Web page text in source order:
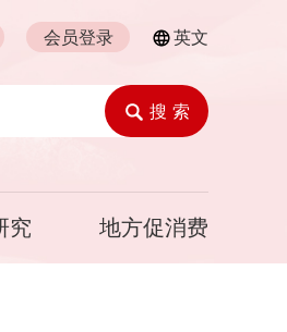
会员登录 英文
搜 索
究 地方促消费